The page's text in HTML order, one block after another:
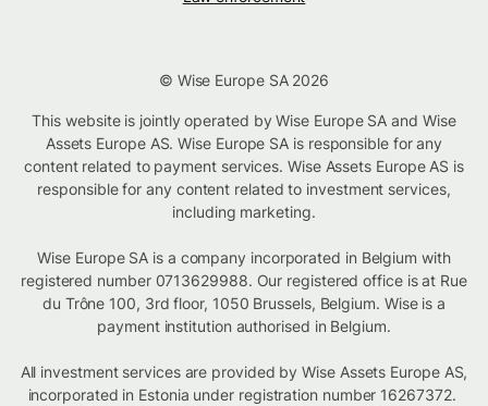
© Wise Europe SA 2026
This website is jointly operated by Wise Europe SA and Wise
Assets Europe AS. Wise Europe SA is responsible for any
content related to payment services. Wise Assets Europe AS is
responsible for any content related to investment services,
including marketing.
Wise Europe SA is a company incorporated in Belgium with
registered number 0713629988. Our registered office is at Rue
du Trône 100, 3rd floor, 1050 Brussels, Belgium. Wise is a
payment institution authorised in Belgium.
All investment services are provided by Wise Assets Europe AS,
incorporated in Estonia under registration number 16267372.